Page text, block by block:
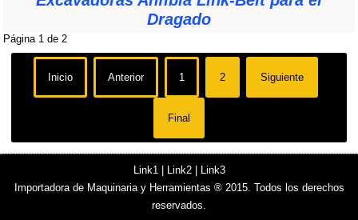
Dragado
Página 1 de 2
Inicio Anterior 1 2 Siguiente
Final
Link1| Link2|
Link3
Importadora de Maquinaria y Herramientas ® 2015. Todos los derechos
reservados.